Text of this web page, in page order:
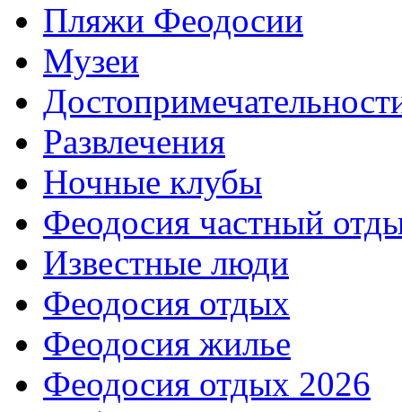
Пляжи Феодосии
Музеи
Развлечения
Ночные клубы
Феодосия частный
Известные люди
Феодосия отдых
Феодосия жилье
Феодосия отдых 2026